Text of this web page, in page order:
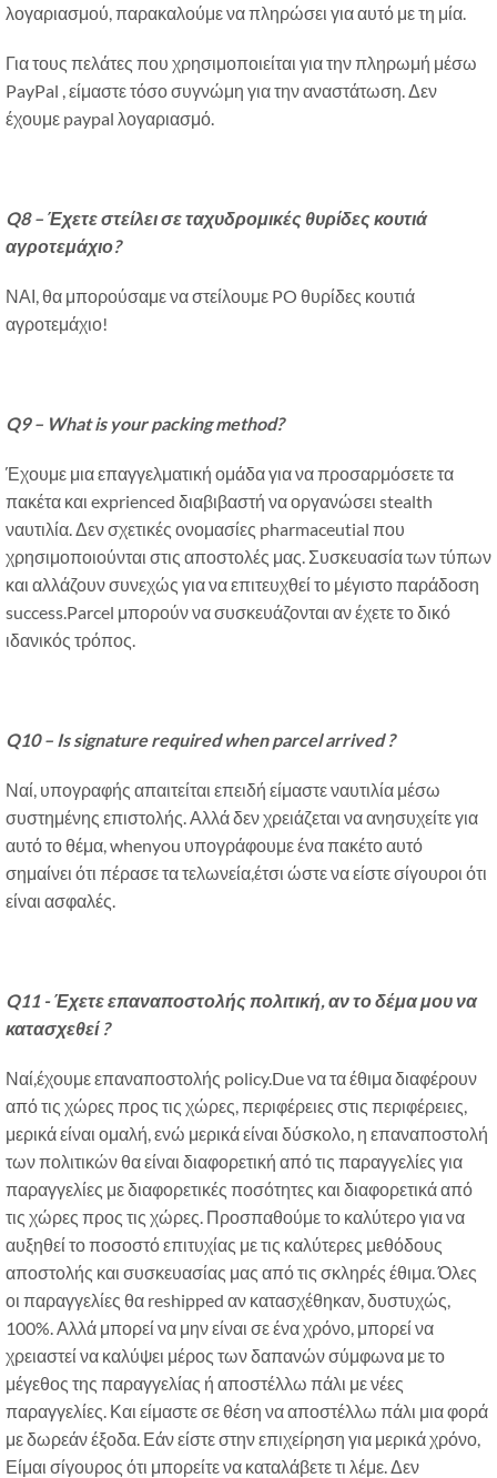
λογαριασμού, παρακαλούμε να πληρώσει για αυτό με τη μία.
Για τους πελάτες που χρησιμοποιείται για την πληρωμή μέσω
PayPal , είμαστε τόσο συγνώμη για την αναστάτωση. Δεν
έχουμε paypal λογαριασμό.
Q8 – Έχετε στείλει σε ταχυδρομικές θυρίδες κουτιά
αγροτεμάχιο?
ΝΑΙ, θα μπορούσαμε να στείλουμε PO θυρίδες κουτιά
αγροτεμάχιο!
Q9 – What is your packing method?
Έχουμε μια επαγγελματική ομάδα για να προσαρμόσετε τα
πακέτα και exprienced διαβιβαστή να οργανώσει stealth
ναυτιλία. Δεν σχετικές ονομασίες pharmaceutial που
χρησιμοποιούνται στις αποστολές μας. Συσκευασία των τύπων
και αλλάζουν συνεχώς για να επιτευχθεί το μέγιστο παράδοση
success.Parcel μπορούν να συσκευάζονται αν έχετε το δικό
ιδανικός τρόπος.
Q10 – Is signature required when parcel arrived?
Ναί, υπογραφής απαιτείται επειδή είμαστε ναυτιλία μέσω
συστημένης επιστολής. Αλλά δεν χρειάζεται να ανησυχείτε για
αυτό το θέμα, whenyou υπογράφουμε ένα πακέτο αυτό
σημαίνει ότι πέρασε τα τελωνεία,έτσι ώστε να είστε σίγουροι ότι
είναι ασφαλές.
Q11 - Έχετε επαναποστολής πολιτική, αν το δέμα μου να
κατασχεθεί ?
Ναί,έχουμε επαναποστολής policy.Due να τα έθιμα διαφέρουν
από τις χώρες προς τις χώρες, περιφέρειες στις περιφέρειες,
μερικά είναι ομαλή, ενώ μερικά είναι δύσκολο, η επαναποστολή
των πολιτικών θα είναι διαφορετική από τις παραγγελίες για
παραγγελίες με διαφορετικές ποσότητες και διαφορετικά από
τις χώρες προς τις χώρες. Προσπαθούμε το καλύτερο για να
αυξηθεί το ποσοστό επιτυχίας με τις καλύτερες μεθόδους
αποστολής και συσκευασίας μας από τις σκληρές έθιμα. Όλες
οι παραγγελίες θα reshipped αν κατασχέθηκαν, δυστυχώς,
100%. Αλλά μπορεί να μην είναι σε ένα χρόνο, μπορεί να
χρειαστεί να καλύψει μέρος των δαπανών σύμφωνα με το
μέγεθος της παραγγελίας ή αποστέλλω πάλι με νέες
παραγγελίες. Και είμαστε σε θέση να αποστέλλω πάλι μια φορά
με δωρεάν έξοδα. Εάν είστε στην επιχείρηση για μερικά χρόνο,
Είμαι σίγουρος ότι μπορείτε να καταλάβετε τι λέμε. Δεν